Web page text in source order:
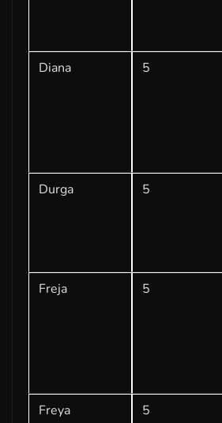
Diana
5
Durga
5
Freja
5
Freya
5